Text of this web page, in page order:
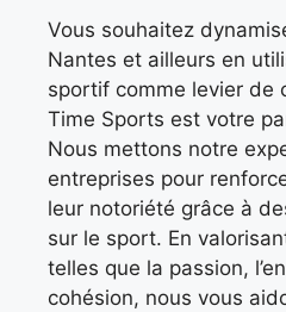
Vous souhaitez
Nantes et ailleurs en
sportif comme levier de
Time Sports est votre
Nous mettons notre
entreprises pour
leur notoriété grâce à
sur le sport. En
telles que la passion,
cohésion, nous vous